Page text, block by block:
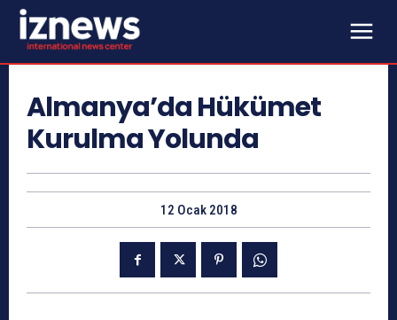
Almanya’da Hükümet
Kurulma Yolunda
12 Ocak 2018